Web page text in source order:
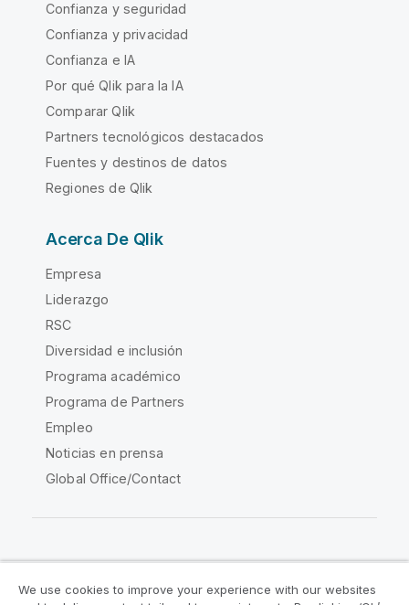
Confianza y seguridad
Confianza y privacidad
Confianza e IA
Por qué Qlik para la IA
Comparar Qlik
Partners tecnológicos destacados
Fuentes y destinos de datos
Regiones de Qlik
Acerca De Qlik
Empresa
Liderazgo
RSC
Diversidad e inclusión
Programa académico
Programa de Partners
Empleo
Noticias en prensa
Global Office/Contact
We use cookies to improve your experience with our websites